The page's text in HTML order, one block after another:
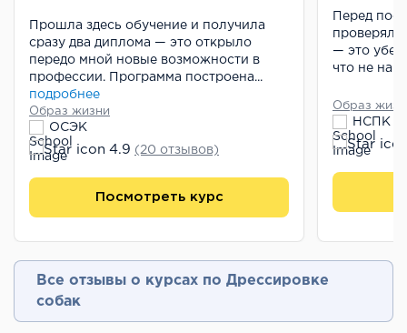
Прошла здесь обучение и получила
сразу два диплома — это открыло
передо мной новые возможности в
профессии. Программа построена...
подробнее
Образ жизни
ОСЭК
4.9 (20 отзывов)
Посмотреть курс
Перед
— это
что не
Образ
НСПК
Все отзывы о курсах по Дрессировке
собак